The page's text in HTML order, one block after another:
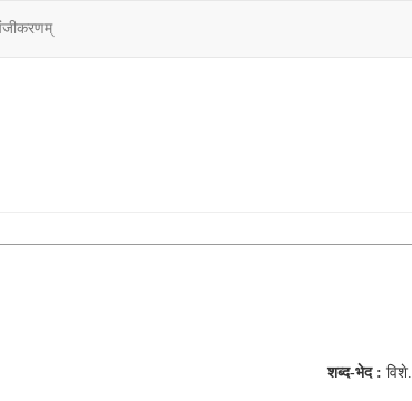
शब्द-भेद : विशे.